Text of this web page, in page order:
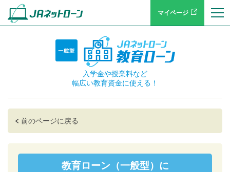
マイページ
入学金や授業料など
幅広い教育資金に使える！
前のページに戻る
教育ローン（一般型）に